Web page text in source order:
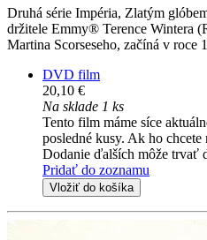
Druhá série Impéria, Zlatým
držitele Emmy® Terence Wintera
Martina Scorseseho, začíná v roce
DVD film
20,10 €
Na sklade 1 ks
Tento film máme síce
posledné kusy. Ak ho
Dodanie ďalších môže trvať
Pridať do zoznamu
Vložiť do košíka